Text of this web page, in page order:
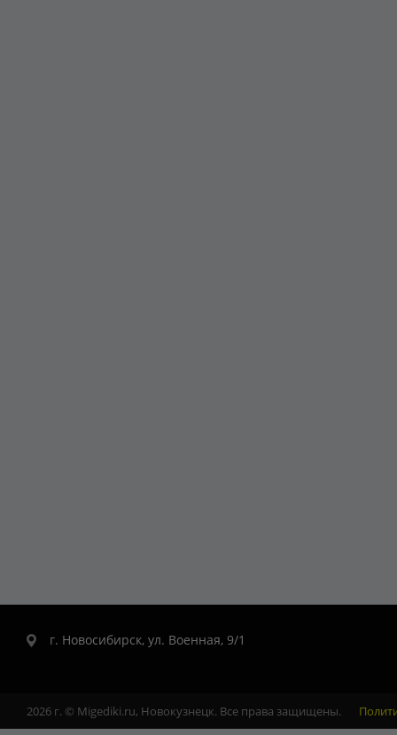
г. Новосибирск, ул. Военная, 9/1
2026 г. © Migediki.ru, Новокузнецк. Все права защищены.